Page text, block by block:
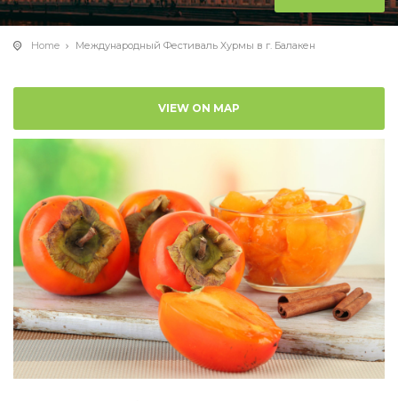
Home Международный Фестиваль Хурмы в г. Балакен
VIEW ON MAP